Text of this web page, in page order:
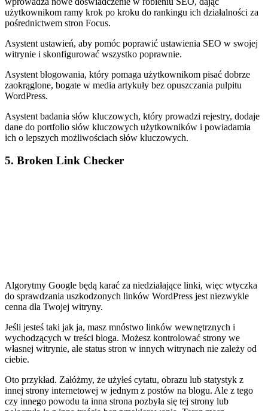
użytkownikom ramy krok po kroku do rankingu ich działalności za
pośrednictwem stron Focus.
Asystent ustawień, aby pomóc poprawić ustawienia SEO w swojej
witrynie i skonfigurować wszystko poprawnie.
Asystent blogowania, który pomaga użytkownikom pisać dobrze
zaokrąglone, bogate w media artykuły bez opuszczania pulpitu
WordPress.
Asystent badania słów kluczowych, który prowadzi rejestry, dodaje
dane do portfolio słów kluczowych użytkowników i powiadamia
ich o lepszych możliwościach słów kluczowych.
5. Broken Link Checker
Algorytmy Google będą karać za niedziałające linki, więc wtyczka
do sprawdzania uszkodzonych linków WordPress jest niezwykle
cenna dla Twojej witryny.
Jeśli jesteś taki jak ja, masz mnóstwo linków wewnętrznych i
wychodzących w treści bloga. Możesz kontrolować strony we
własnej witrynie, ale status stron w innych witrynach nie zależy od
ciebie.
Oto przykład. Załóżmy, że użyłeś cytatu, obrazu lub statystyk z
innej strony internetowej w jednym z postów na blogu. Ale z tego
czy innego powodu ta inna strona pozbyła się tej strony lub